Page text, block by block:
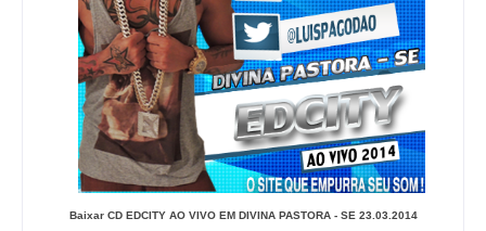
Baixar CD EDCITY AO VIVO EM DIVINA PASTORA - SE 23.03.2014